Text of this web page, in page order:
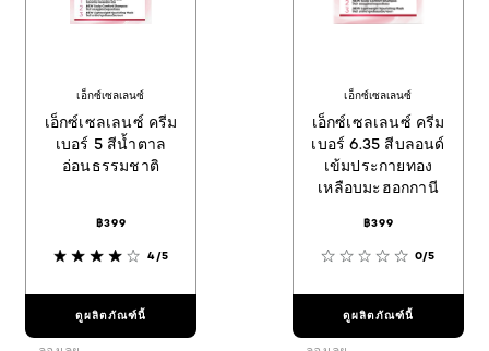
เอ็กซ์เซลเลนซ์
เอ็กซ์เซลเลนซ์ ครีม
เบอร์ 5 สีน้ำตาล
อ่อนธรรมชาติ
฿399
4/5
ดูผลิตภัณฑ์นี้
เอ็กซ์เซลเลนซ์
เอ็กซ์เซลเลนซ์ ครีม
เบอร์ 6.35 สีบลอนด์
เข้มประกายทอง
เหลือบมะฮอกกานี
฿399
0/5
ดูผลิตภัณฑ์นี้